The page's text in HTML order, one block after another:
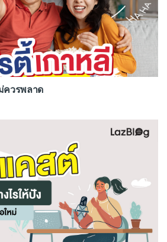
ควรพลาด